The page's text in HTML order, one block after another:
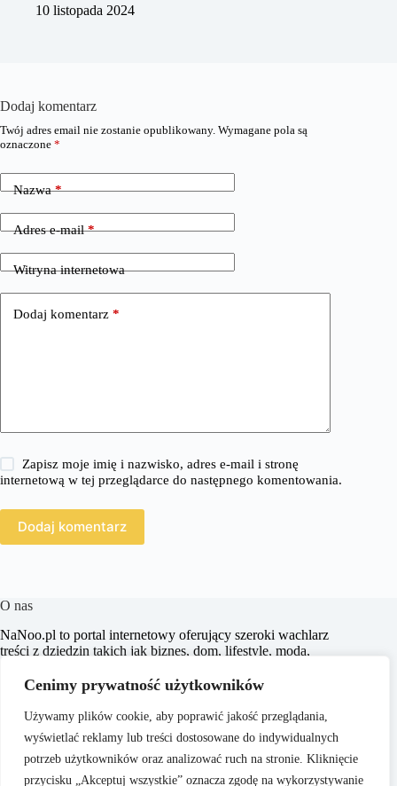
Cenimy prywatność użytkowników
Używamy plików cookie, aby poprawić jakość przeglądania,
wyświetlać reklamy lub treści dostosowane do indywidualnych
potrzeb użytkowników oraz analizować ruch na stronie. Kliknięcie
przycisku „Akceptuj wszystkie” oznacza zgodę na wykorzystywanie
10 listopada 2024
Dodaj komentarz
Twój adres email nie zostanie opublikowany. Wymagane pola są
oznaczone *
Nazwa*
Adres e-mail*
Witryna internetowa
Dodaj komentarz *
Zapisz moje imię i nazwisko, adres e-mail i stronę
internetową w tej przeglądarce do następnego komentowania.
Dodaj komentarz
O nas
​NaNoo.pl to portal internetowy oferujący szeroki wachlarz
treści z dziedzin takich jak biznes, dom, lifestyle, moda,
celem jest dostarczanie czytelnikom rzetelnych i inspirujących
artykułów, które wspierają ich w podejmowaniu świadomych
decyzji oraz poszerzają horyzonty.